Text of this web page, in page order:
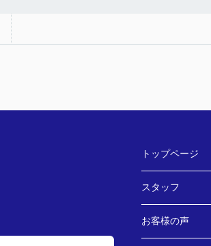
トップページ
スタッフ
お客様の声